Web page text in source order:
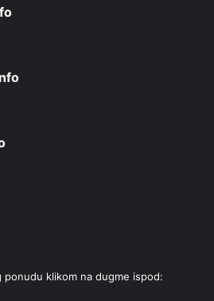
ponudu klikom na dugme ispod: